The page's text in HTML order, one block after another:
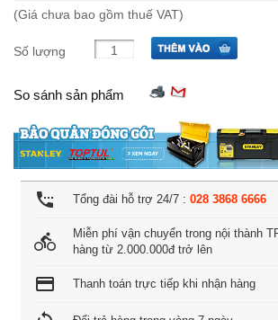
(Giá chưa bao gồm thuế VAT)
Số lượng
So sánh sản phẩm
settings_phone Tổng đài hỗ trợ 24/7 : 028 3868 6666
directions_bike
Miễn phí vận chuyển trong nội thành
hàng từ 2.000.000đ trở lên
credit_card Thanh toán trực tiếp khi nhận hàng